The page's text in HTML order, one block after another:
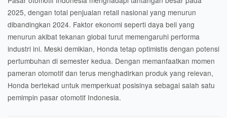
2025, dengan total penjualan retail nasional yang menurun
dibandingkan 2024. Faktor ekonomi seperti daya beli yang
menurun akibat tekanan global turut memengaruhi performa
industri ini. Meski demikian, Honda tetap optimistis dengan potensi
pertumbuhan di semester kedua. Dengan memanfaatkan momen
pameran otomotif dan terus menghadirkan produk yang relevan,
Honda bertekad untuk memperkuat posisinya sebagai salah satu
pemimpin pasar otomotif Indonesia.